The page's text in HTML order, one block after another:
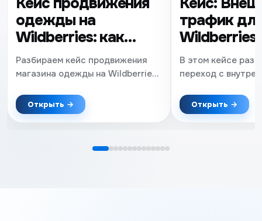
одежды на
Wildberries: как
увеличить продажи
в fashion-нише
Разбираем кейс продвижения
магазина одежды на Wildberries
Открыть →
трафик
заказов на
снижения
В этом кейсе
переход с
вырасти на
за месяц.
Открыть →